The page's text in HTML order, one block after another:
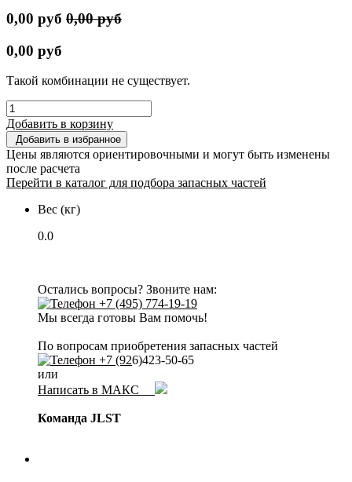
0,00 руб 0,00руб
0,00 руб
Такой комбинации не существует.
Добавить в корзину
Добавить в избранное
Цены являются ориентировочными и могут быть изменены
после расчета
Перейти в каталог для подбора запасных частей
Вес (кг)
0.0
Остались вопросы? Звоните нам:
+7 (495) 774-19-19
Мы всегда готовы Вам помочь!
По вопросам приобретения запасных частей
+7 (926)423-50-65
или
Написать в МАКС
Команда JLST